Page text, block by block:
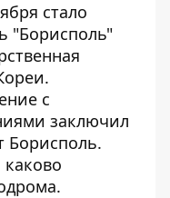
стало
"Борисполь"
с
заключил
Борисполь.